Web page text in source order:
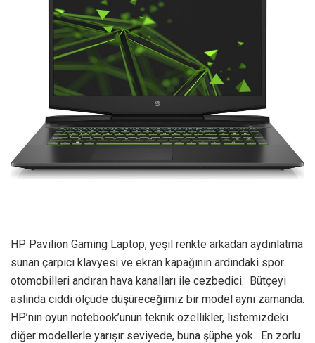
HP Pavilion Gaming Laptop, yeşil renkte arkadan aydınlatma
sunan çarpıcı klavyesi ve ekran kapağının ardındaki spor
otomobilleri andıran hava kanalları ile cezbedici. Bütçeyi
aslında ciddi ölçüde düşüreceğimiz bir model aynı zamanda.
HP’nin oyun notebook’unun teknik özellikler, listemizdeki
diğer modellerle yarışır seviyede, buna şüphe yok. En zorlu